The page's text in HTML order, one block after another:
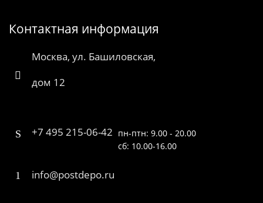
Контактная информация
Москва, ул. Башиловская,
дом 12
+7 495 215-06-42 пн-птн: 9.00 - 20.00
сб: 10.00-16.00
info@postdepo.ru